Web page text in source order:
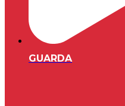
GUARDA